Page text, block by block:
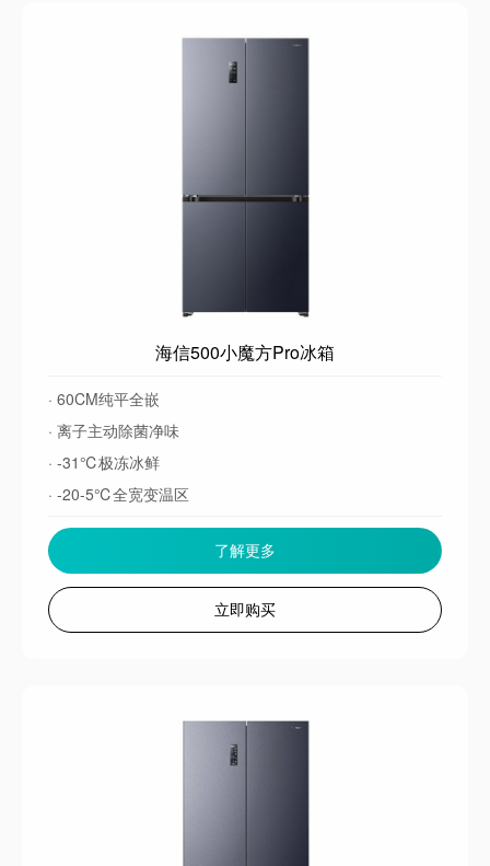
海信500小魔方Pro冰箱
· 60CM纯平全嵌
· 离子主动除菌净味
· -31℃极冻冰鲜
· -20-5℃全宽变温区
了解更多
立即购买